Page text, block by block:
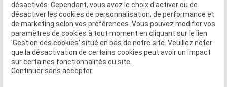
Droit immobilier
Droit de la famille
Procédures collectives
Indemnisation du préjudice corporel
Mentions légales
désactivés. Cependant, vous avez le choix d'activer ou de
désactiver les cookies de personnalisation, de performance et
de marketing selon vos préférences. Vous pouvez modifier vos
paramètres de cookies à tout moment en cliquant sur le lien
'Gestion des cookies' situé en bas de notre site. Veuillez noter
que la désactivation de certains cookies peut avoir un impact
sur certaines fonctionnalités du site.
Continuer sans accepter